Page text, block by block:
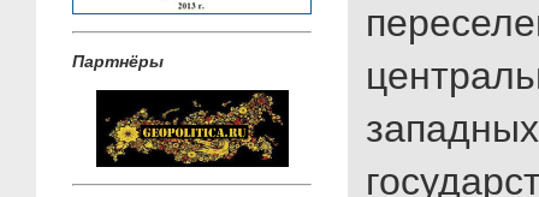
Партнёры